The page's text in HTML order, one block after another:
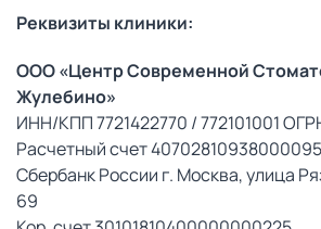
Реквизиты клиники:
OOO «Центр Современной
Жулебино»
ИНН/КПП 7721422770 / 772101001
Расчетный счет
Сбербанк России г. Москва, улица
69